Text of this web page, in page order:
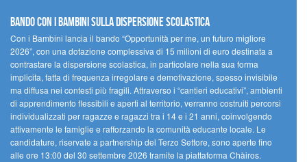
Bando Con i Bambini sulla dispersione scolastica
Con i Bambini lancia il bando “Opportunità per me, un futuro migliore
2026”, con una dotazione complessiva di 15 milioni di euro destinata a
contrastare la dispersione scolastica, in particolare nella sua forma
implicita, fatta di frequenza irregolare e demotivazione, spesso invisibile
ma diffusa nei contesti più fragili. Attraverso i “cantieri educativi”, ambienti
di apprendimento flessibili e aperti al territorio, verranno costruiti percorsi
individualizzati per ragazze e ragazzi tra i 14 e i 21 anni, coinvolgendo
attivamente le famiglie e rafforzando la comunità educante locale. Le
candidature, riservate a partnership del Terzo Settore, sono aperte fino
alle ore 13:00 del 30 settembre 2026 tramite la piattaforma Chàiros.